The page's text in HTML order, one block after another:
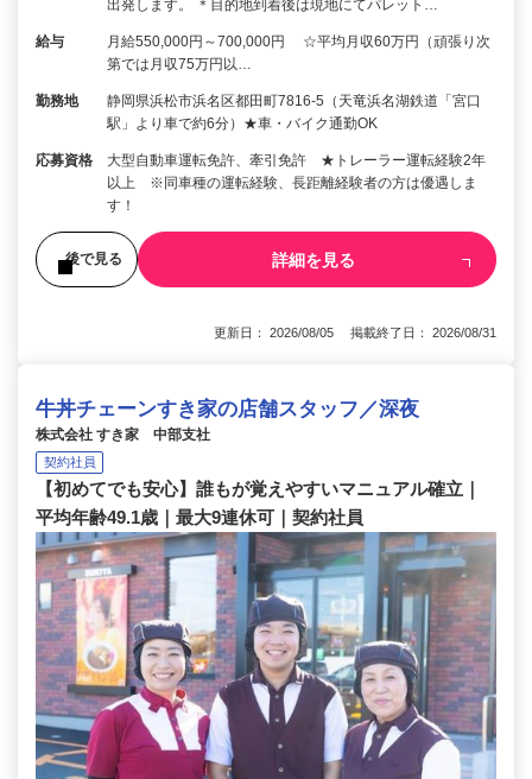
出発します。 ＊目的地到着後は現地にてパレット…
給与
月給550,000円～700,000円 ☆平均月収60万円（頑張り次
第では月収75万円以…
勤務地
静岡県浜松市浜名区都田町7816-5（天竜浜名湖鉄道「宮口
駅」より車で約6分）★車・バイク通勤OK
応募資格
大型自動車運転免許、牽引免許 ★トレーラー運転経験2年
以上 ※同車種の運転経験、長距離経験者の方は優遇しま
す！
後で見る 詳細を見る
更新日： 2026/08/05 掲載終了日： 2026/08/31
牛丼チェーンすき家の店舗スタッフ／深夜
株式会社 すき家 中部支社
契約社員
【初めてでも安心】誰もが覚えやすいマニュアル確立｜
平均年齢49.1歳｜最大9連休可｜契約社員